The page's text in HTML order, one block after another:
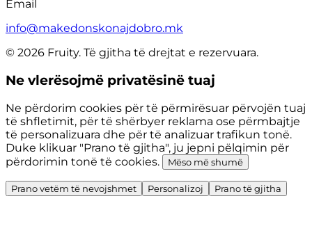
Email
info@makedonskonajdobro.mk
© 2026 Fruity. Të gjitha të drejtat e rezervuara.
Ne vlerësojmë privatësinë tuaj
Ne përdorim cookies për të përmirësuar përvojën tuaj
të shfletimit, për të shërbyer reklama ose përmbajtje
të personalizuara dhe për të analizuar trafikun tonë.
Duke klikuar "Prano të gjitha", ju jepni pëlqimin për
përdorimin tonë të cookies.
Mëso më shumë
Prano vetëm të nevojshmet Personalizoj Prano të gjitha